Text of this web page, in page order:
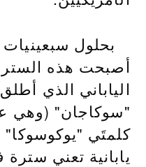
بحلول
أصبحت هذه
الياباني الذي
"سوكاجان" (وهي
كلمتَي "يوكوسوكا"
يابانية تعني